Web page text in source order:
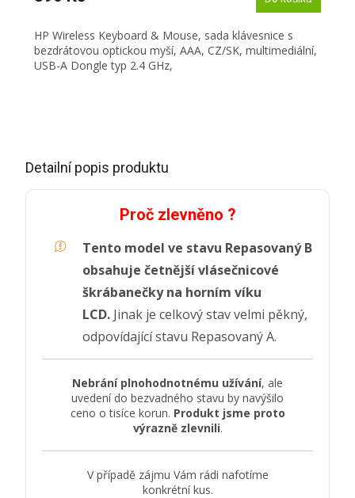
HP Wireless Keyboard & Mouse, sada klávesnice s
bezdrátovou optickou myší, AAA, CZ/SK, multimediální,
USB-A Dongle typ 2.4 GHz,
Detailní popis produktu
Proč zlevněno ?
Tento model ve stavu Repasovaný B
obsahuje četnější vlásečnicové
škrábanečky na horním víku
LCD. Jinak je celkový stav velmi pěkný,
odpovídající stavu Repasovaný A.
Nebrání plnohodnotnému užívání, ale
uvedení do bezvadného stavu by navýšilo
ceno o tisíce korun. Produkt jsme proto
výrazně zlevnili.
V případě zájmu Vám rádi nafotíme
konkrétní kus.